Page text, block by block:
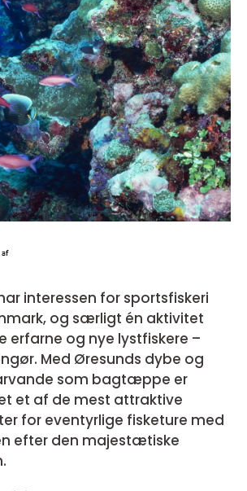
interessen for sportsfiskeri
og særligt én aktivitet
erfarne og nye lystfiskere –
Med Øresunds dybe og
som bagtæppe er
et af de mest attraktive
for eventyrlige fisketure med
efter den majestætiske